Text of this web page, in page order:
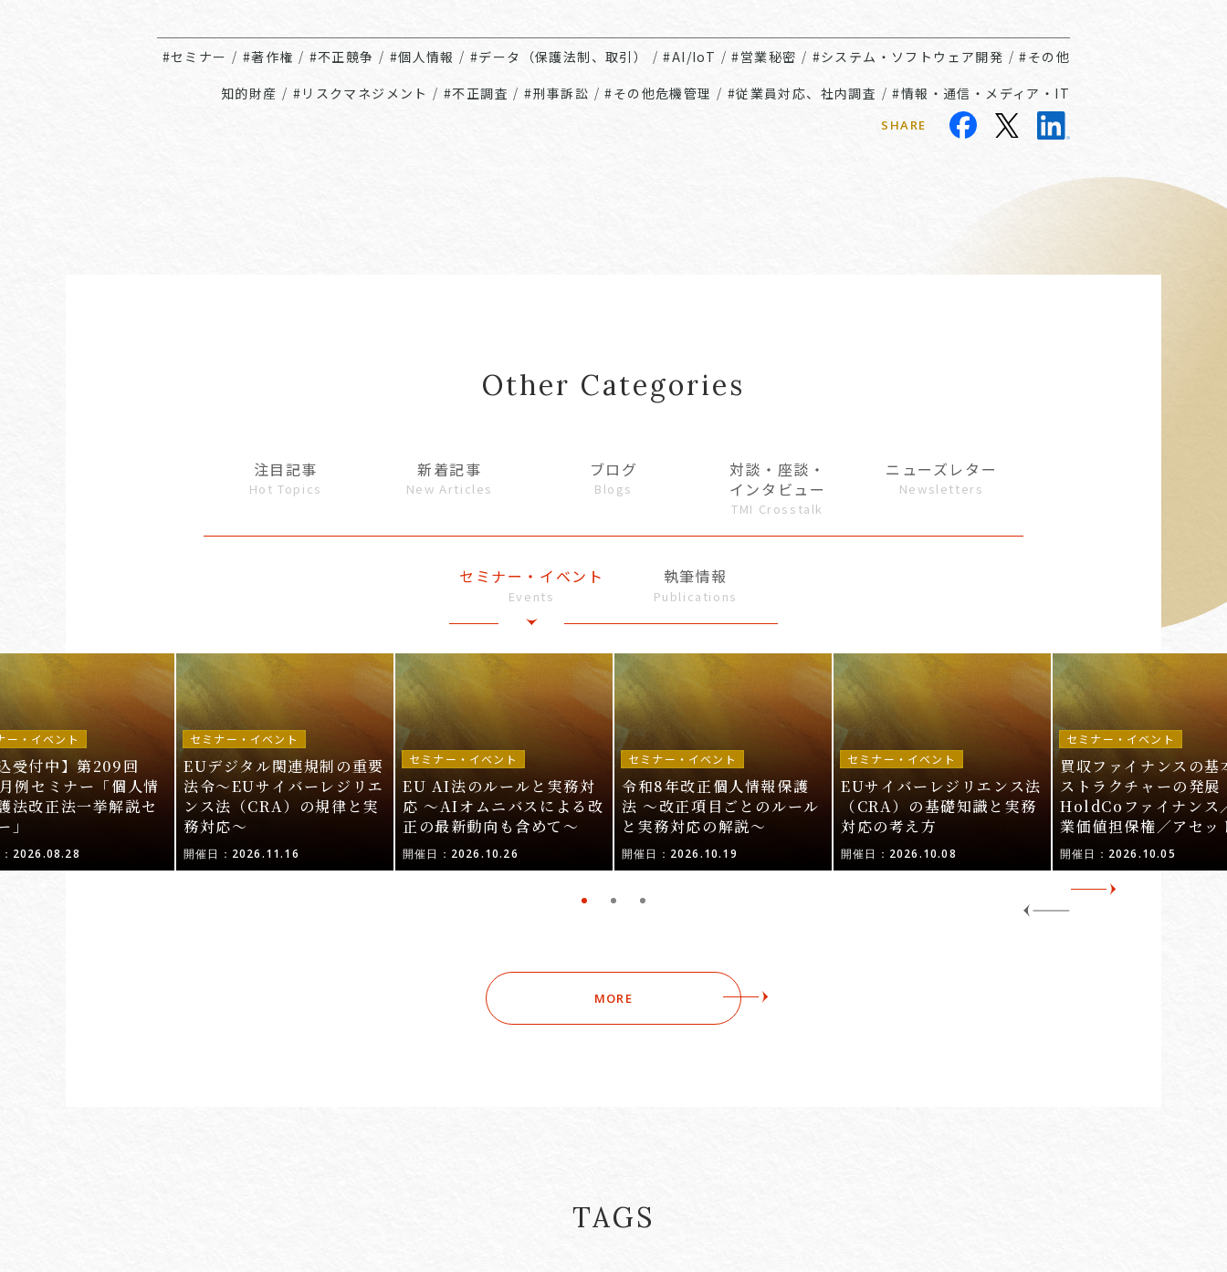
#セミナー / #著作権 / #不正競争 / #個人情報 / #データ（保護法制、取引） /#AI/IoT /#営業秘密 / #システム・ソフトウェア開発 /#その他
知的財産 / #リスクマネジメント / #不正調査 /#刑事訴訟 /#その他危機管理 / #従業員対応、社内調査 /#情報・通信・メディア・IT
SHARE
Other Categories
注目記事
Hot Topics
新着記事
New Articles
ブログ
Blogs
対談・座談・
インタビュー
TMI Crosstalk
ニューズレター
Newsletters
セミナー・イベント
Events
執筆情報
Publications
ー・イベント
受付中】第209回
例セミナー「個人情
法改正法一挙解説セ
」
2026.08.28
セミナー・イベント
EUデジタル関連規制の重要
法令〜EUサイバーレジリエ
ンス法（CRA）の規律と実
務対応〜
開催日：2026.11.16
セミナー・イベント
EU AI法のルールと実務対
応 〜AIオムニバスによる改
正の最新動向も含めて〜
開催日：2026.10.26
セミナー・イベント
令和8年改正個人情報保護
法 〜改正項目ごとのルール
と実務対応の解説〜
開催日：2026.10.19
セミナー・イベント
EUサイバーレジリエンス法
（CRA）の基礎知識と実務
対応の考え方
開催日：2026.10.08
セミナー・イベント
買収ファイナンスの基
ストラクチャーの発展
HoldCoファイナンス
業価値担保権／アセッ
活用〜
開催日：2026.10.05
MORE
TAGS